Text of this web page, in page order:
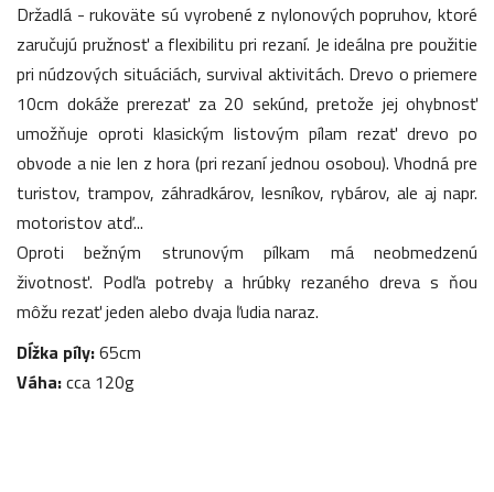
Držadlá - rukoväte sú vyrobené z nylonových popruhov, ktoré
zaručujú pružnosť a flexibilitu pri rezaní. Je ideálna pre použitie
pri núdzových situáciách, survival aktivitách. Drevo o priemere
10cm dokáže prerezať za 20 sekúnd, pretože jej ohybnosť
umožňuje oproti klasickým listovým pílam rezať drevo po
obvode a nie len z hora (pri rezaní jednou osobou). Vhodná pre
turistov, trampov, záhradkárov, lesníkov, rybárov, ale aj napr.
motoristov atď...
Oproti bežným strunovým pílkam má neobmedzenú
životnosť. Podľa potreby a hrúbky rezaného dreva s ňou
môžu rezať jeden alebo dvaja ľudia naraz.
Dĺžka píly:65cm
Váha:cca 120g